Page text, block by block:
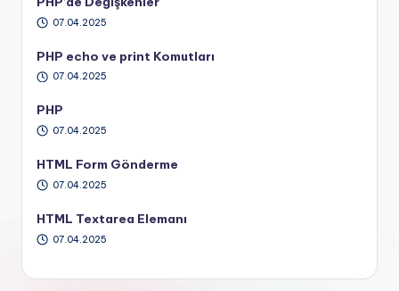
07.04.2025
PHP echo ve print Komutları
07.04.2025
PHP
07.04.2025
HTML Form Gönderme
07.04.2025
HTML Textarea Elemanı
07.04.2025